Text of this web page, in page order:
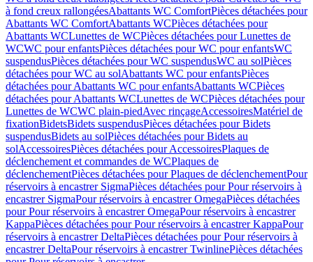
à fond creux rallongéesAbattants WC ComfortPièces détachées pour
Abattants WC ComfortAbattants WCPièces détachées pour
Abattants WCLunettes de WCPièces détachées pour Lunettes de
WCWC pour enfantsPièces détachées pour WC pour enfantsWC
suspendusPièces détachées pour WC suspendusWC au solPièces
détachées pour WC au solAbattants WC pour enfantsPièces
détachées pour Abattants WC pour enfantsAbattants WCPièces
détachées pour Abattants WCLunettes de WCPièces détachées pour
Lunettes de WCWC plain-piedAvec rinçageAccessoiresMatériel de
fixationBidetsBidets suspendusPièces détachées pour Bidets
suspendusBidets au solPièces détachées pour Bidets au
solAccessoiresPièces détachées pour AccessoiresPlaques de
déclenchement et commandes de WCPlaques de
déclenchementPièces détachées pour Plaques de déclenchementPour
réservoirs à encastrer SigmaPièces détachées pour Pour réservoirs à
encastrer SigmaPour réservoirs à encastrer OmegaPièces détachées
pour Pour réservoirs à encastrer OmegaPour réservoirs à encastrer
KappaPièces détachées pour Pour réservoirs à encastrer KappaPour
réservoirs à encastrer DeltaPièces détachées pour Pour réservoirs à
encastrer DeltaPour réservoirs à encastrer TwinlinePièces détachées